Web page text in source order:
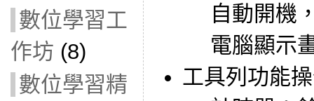
數位學習工
作坊 (8)
數位學習精
自動開機
電腦顯示
工具列功能